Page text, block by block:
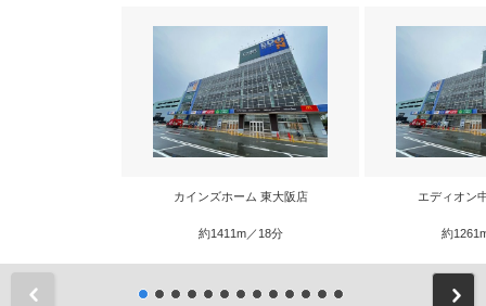
カインズホーム 東大阪店
約1411m／18分
エディオン
約